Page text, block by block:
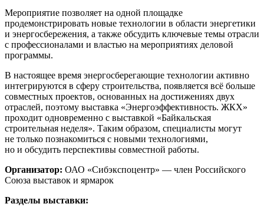
Мероприятие позволяет на одной площадке
продемонстрировать новые технологии в области энергетики
и энергосбережения, а также обсудить ключевые темы отрасли
с профессионалами и властью на мероприятиях деловой
программы.
В настоящее время энергосберегающие технологии активно
интегрируются в сферу строительства, появляется всё больше
совместных проектов, основанных на достижениях двух
отраслей, поэтому выставка «Энергоэффективность. ЖКХ»
проходит одновременно с выставкой «Байкальская
строительная неделя». Таким образом, специалисты могут
не только познакомиться с новыми технологиями,
но и обсудить перспективы совместной работы.
Организатор: ОАО «Сибэкспоцентр» — член Российского
Союза выставок и ярмарок
Разделы выставки: